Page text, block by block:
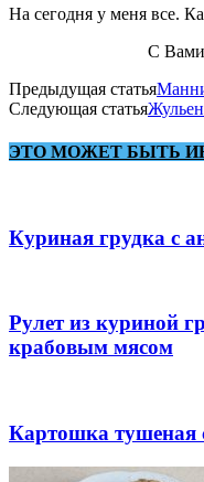
На сегодня у меня все.
С Вами
Предыдущая статья
Следующая статья
ЭТО МОЖЕТ БЫТЬ
Куриная грудка с
Рулет из куриной
крабовым мясом
Картошка тушеная